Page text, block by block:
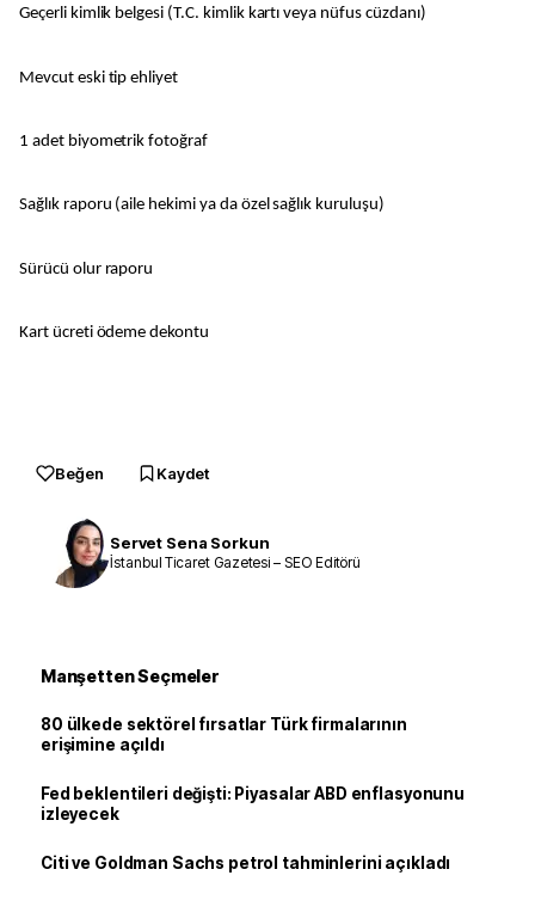
Geçerli kimlik belgesi (T.C. kimlik kartı veya nüfus cüzdanı)
Mevcut eski tip ehliyet
1 adet biyometrik fotoğraf
Sağlık raporu (aile hekimi ya da özel sağlık kuruluşu)
Sürücü olur raporu
Kart ücreti ödeme dekontu
Beğen Kaydet
Servet Sena Sorkun
İstanbul Ticaret Gazetesi – SEO Editörü
Manşetten Seçmeler
80 ülkede sektörel fırsatlar Türk firmalarının
erişimine açıldı
Fed beklentileri değişti: Piyasalar ABD enflasyonunu
izleyecek
Citi ve Goldman Sachs petrol tahminlerini açıkladı